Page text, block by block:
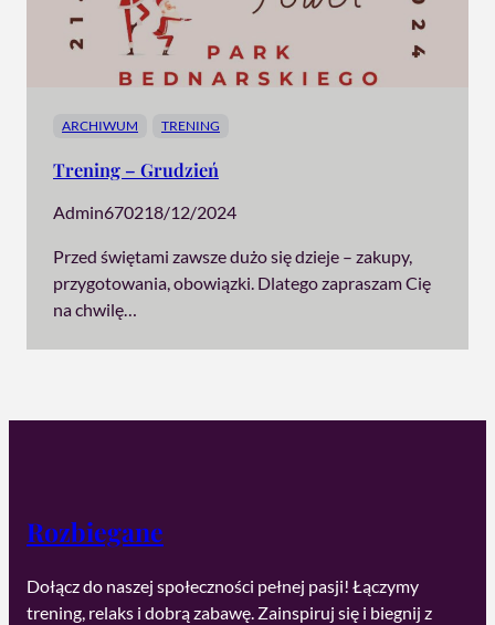
ARCHIWUM TRENING
Trening – Grudzień
Admin670218/12/2024
Przed świętami zawsze dużo się dzieje – zakupy,
przygotowania, obowiązki. Dlatego zapraszam Cię
na chwilę…
Rozbiegane
Dołącz do naszej społeczności pełnej pasji! Łączymy
trening, relaks i dobrą zabawę. Zainspiruj się i biegnij z